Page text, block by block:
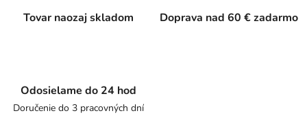
Tovar naozaj skladom Doprava nad 60 € zadarmo
Odosielame do 24 hod
Doručenie do 3 pracovných dní